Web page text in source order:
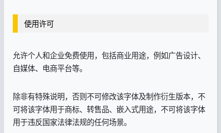
使用许可
允许个人和企业免费使用，包括商业用途，例如广告设计、
自媒体、电商平台等。
除非有特殊说明，否则不可修改该字体及制作衍生版本，不
可将该字体用于商标、转售品、嵌入式用途，不可将该字体
用于违反国家法律法规的任何场景。